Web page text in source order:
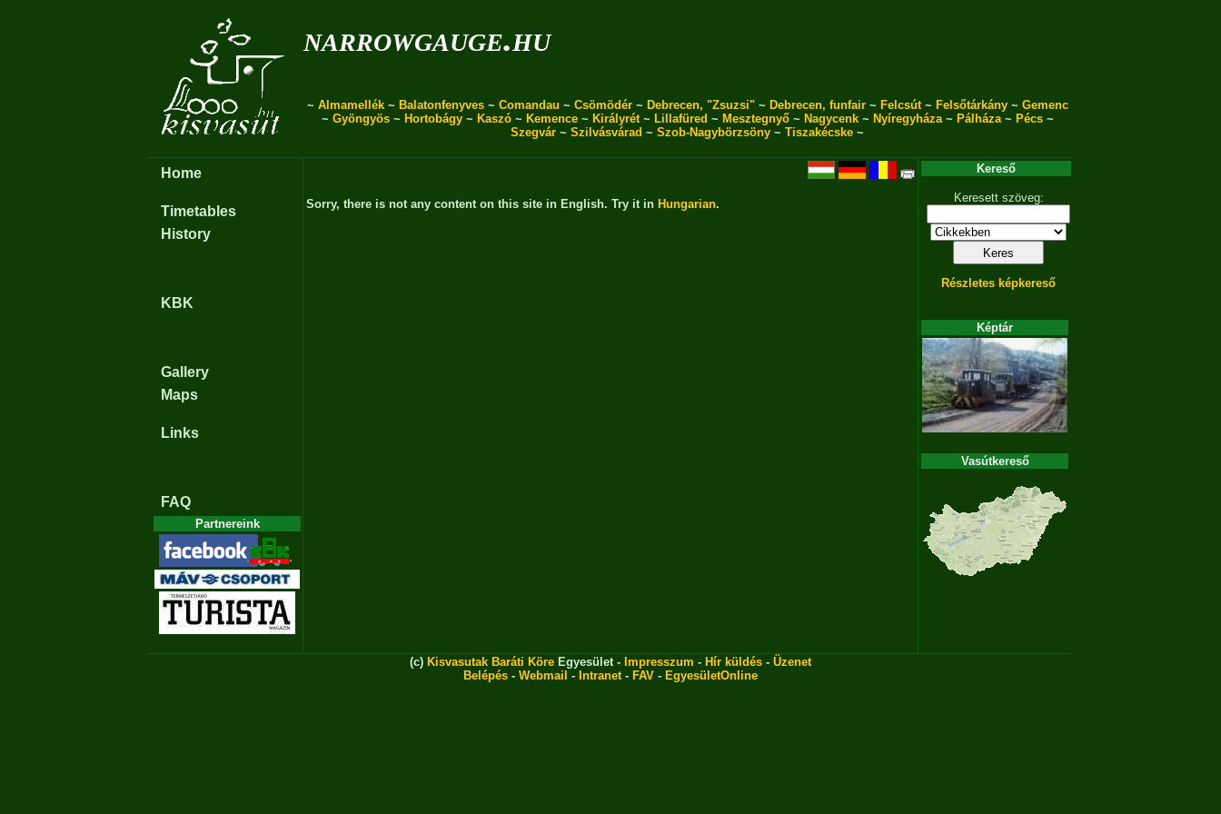
narrowgauge.hu
~ Almamellék~ Balatonfenyves~ Comandau ~ Csömödér~ Debrecen, "Zsuzsi"~ Debrecen, funfair~ Felcsút~ Felsőtárkány~ Gemenc
~ Gyöngyös~ Hortobágy~ Kaszó~ Kemence~ Királyrét~ Lillafüred ~ Mesztegnyő~ Nagycenk~ Nyíregyháza~ Pálháza~ Pécs~
Szegvár ~ Szilvásvárad ~ Szob-Nagybörzsöny ~ Tiszakécske ~
Home
Timetables
History
KBK
Gallery
Maps
Links
FAQ
Partnereink
Sorry, there is not any content on this site in English. Try it in Hungarian.
Kereső
Keresett szöveg:
Részletes képkereső
Képtár
Vasútkereső
(c) Kisvasutak Baráti Köre Egyesület - Impresszum - Hír küldés - Üzenet
Belépés - Webmail - Intranet- FAV - EgyesületOnline